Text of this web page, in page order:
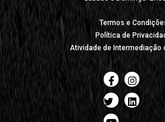
Termos e
Política de
Atividade de Intermediação